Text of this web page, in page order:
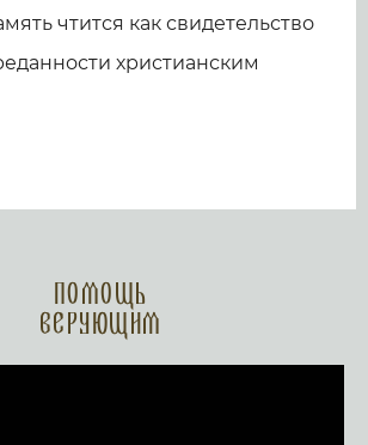
чтится как свидетельство
христианским
Помощь
верующим